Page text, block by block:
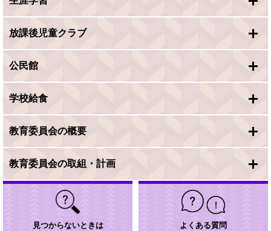
放課後児童クラブ
公民館
学校給食
教育委員会の概要
教育委員会の取組・計画
見つからないときは よくある質問